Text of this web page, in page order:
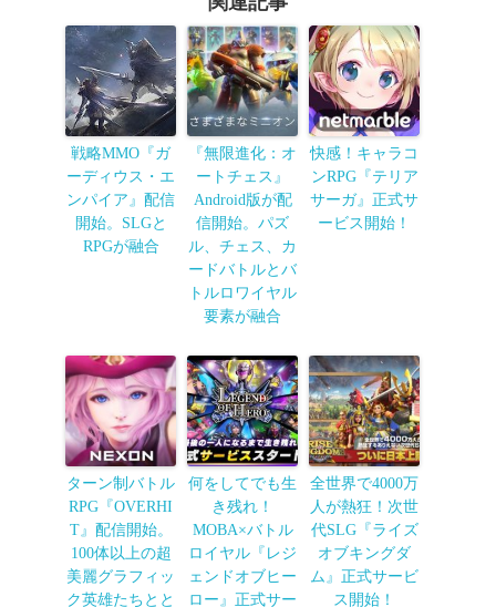
戦略MMO『ガ
ーディウス・エ
ンパイア』配信
開始。SLGと
RPGが融合
『無限進化：オ
ートチェス』
Android版が配
信開始。パズ
ル、チェス、カ
ードバトルとバ
トルロワイヤル
要素が融合
快感！キャラコ
ンRPG『テリア
サーガ』正式サ
ービス開始！
ターン制バトル
RPG『OVERHI
T』配信開始。
100体以上の超
美麗グラフィッ
ク英雄たちとと
何をしてでも生
き残れ！
MOBA×バトル
ロイヤル『レジ
ェンドオブヒー
ロー』正式サー
全世界で4000万
人が熱狂！次世
代SLG『ライズ
オブキングダ
ム』正式サービ
ス開始！